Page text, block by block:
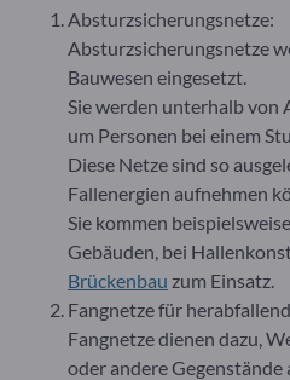
Absturzsicherungsnetze:
Absturzsicherungsnetze
Bauwesen eingesetzt.
Sie werden unterhalb von
um Personen bei einem
Diese Netze sind so
Fallenergien aufnehmen
Sie kommen
Gebäuden, bei
Brückenbau zum Einsatz.
Fangnetze für
Fangnetze dienen dazu,
oder andere Gegenstände